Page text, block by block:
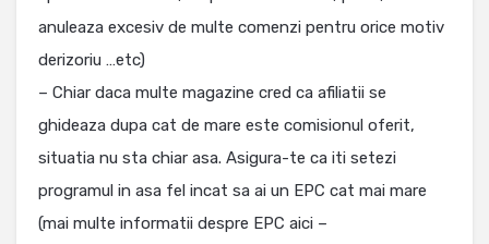
anuleaza excesiv de multe comenzi pentru orice motiv
derizoriu …etc)
– Chiar daca multe magazine cred ca afiliatii se
ghideaza dupa cat de mare este comisionul oferit,
situatia nu sta chiar asa. Asigura-te ca iti setezi
programul in asa fel incat sa ai un EPC cat mai mare
(mai multe informatii despre EPC aici –